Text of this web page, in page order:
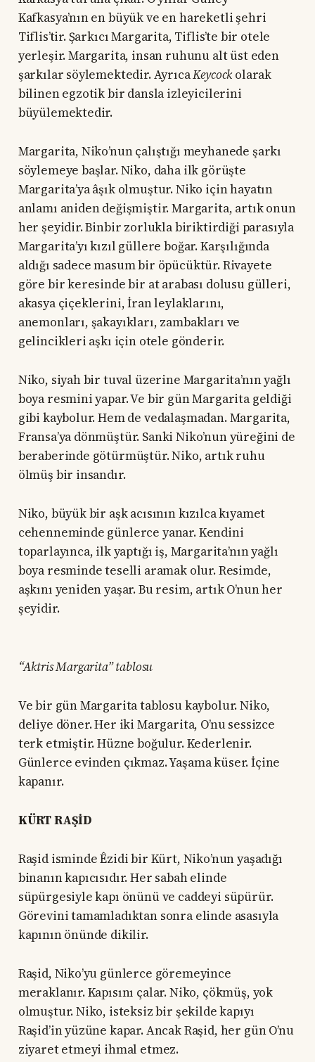
Kafkasya’nın en büyük ve en hareketli şehri
Tiflis’tir. Şarkıcı Margarita, Tiflis’te bir otele
yerleşir. Margarita, insan ruhunu alt üst eden
şarkılar söylemektedir. AyrıcaKeycockolarak
bilinen egzotik bir dansla izleyicilerini
büyülemektedir.
Margarita, Niko’nun çalıştığı meyhanede şarkı
söylemeye başlar. Niko, daha ilk görüşte
Margarita’ya âşık olmuştur. Niko için hayatın
anlamı aniden değişmiştir. Margarita, artık onun
her şeyidir. Binbir zorlukla biriktirdiği parasıyla
Margarita’yı kızıl güllere boğar. Karşılığında
aldığı sadece masum bir öpücüktür. Rivayete
göre bir keresinde bir at arabası dolusu gülleri,
akasya çiçeklerini, İran leylaklarını,
anemonları, şakayıkları, zambakları ve
gelincikleri aşkı için otele gönderir.
Niko, siyah bir tuval üzerine Margarita’nın yağlı
boya resmini yapar. Ve bir gün Margarita geldiği
gibi kaybolur. Hem de vedalaşmadan. Margarita,
Fransa’ya dönmüştür. Sanki Niko’nun yüreğini de
beraberinde götürmüştür. Niko, artık ruhu
ölmüş bir insandır.
Niko, büyük bir aşk acısının kızılca kıyamet
cehenneminde günlerce yanar. Kendini
toparlayınca, ilk yaptığı iş, Margarita’nın yağlı
boya resminde teselli aramak olur. Resimde,
aşkını yeniden yaşar. Bu resim, artık O’nun her
şeyidir.
“Aktris Margarita” tablosu
Ve bir gün Margarita tablosu kaybolur. Niko,
deliye döner. Her iki Margarita, O’nu sessizce
terk etmiştir. Hüzne boğulur. Kederlenir.
Günlerce evinden çıkmaz. Yaşama küser. İçine
kapanır.
KÜRT RAŞİD
Raşid isminde Êzidi bir Kürt, Niko’nun yaşadığı
binanın kapıcısıdır. Her sabah elinde
süpürgesiyle kapı önünü ve caddeyi süpürür.
Görevini tamamladıktan sonra elinde asasıyla
kapının önünde dikilir.
Raşid, Niko’yu günlerce göremeyince
meraklanır. Kapısını çalar. Niko, çökmüş, yok
olmuştur. Niko, isteksiz bir şekilde kapıyı
Raşid’in yüzüne kapar. Ancak Raşid, her gün O’nu
ziyaret etmeyi ihmal etmez.